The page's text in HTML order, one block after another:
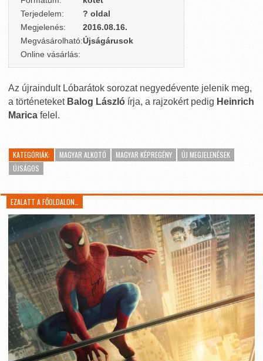
Terjedelem:
? oldal
Megjelenés:
2016.08.16.
Megvásárolható:Újságárusok
Online vásárlás:
Az újraindult Lóbarátok sorozat negyedévente jelenik meg,
a történeteket Balog László írja, a rajzokért pedig Heinrich
Marica felel.
KATEGÓRIÁK: MAGYAR ALKOTÓ MAGYAR KÉPREGÉNY
ÚJ MEGJELENÉSEK
ÚJSÁGOS
EZALATT A FŐOLDALON…